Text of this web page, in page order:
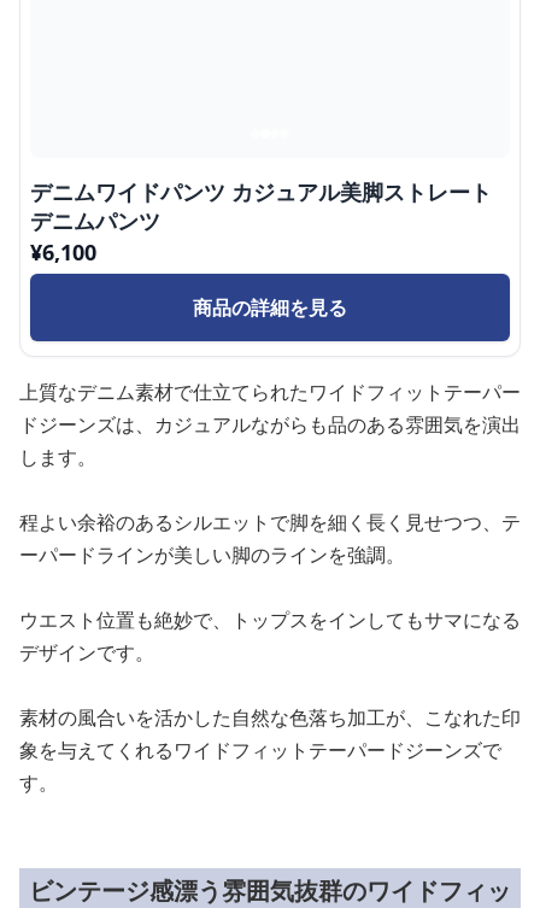
デニムワイドパンツ カジュアル美脚ストレート
デニムパンツ
¥6,100
商品の詳細を見る
上質なデニム素材で仕立てられたワイドフィットテーパー
ドジーンズは、カジュアルながらも品のある雰囲気を演出
します。
程よい余裕のあるシルエットで脚を細く長く見せつつ、テ
ーパードラインが美しい脚のラインを強調。
ウエスト位置も絶妙で、トップスをインしてもサマになる
デザインです。
素材の風合いを活かした自然な色落ち加工が、こなれた印
象を与えてくれるワイドフィットテーパードジーンズで
す。
ビンテージ感漂う雰囲気抜群のワイドフィッ